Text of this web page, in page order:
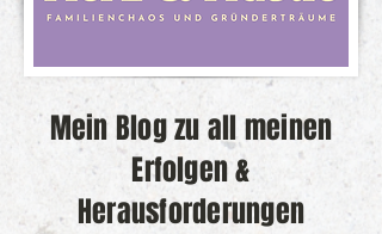
Mein Blog zu all meinen
Erfolgen &
Herausforderungen